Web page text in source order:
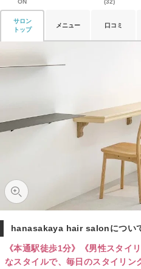
ON
(32)
サロン
トップ
メニュー 口コミ
hanasakaya hair salonについ
《本通駅徒歩1分》《男性スタイ
なスタイルで、毎日のスタイリン